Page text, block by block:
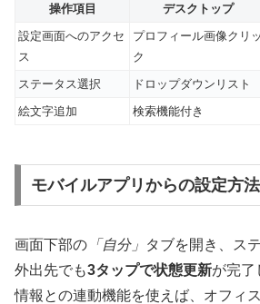
操作項目 デスクトップ
設定画面へのアクセ
ス
プロフィール画像クリッ
ク
ステータス選択
ドロップダウンリスト
絵文字追加
検索機能付き
モバイルアプリからの設定方法
画面下部の 「自分」 タブを開き、ス
外出先でも3タップで状態更新が完了
情報との連動機能を使えば、オフィ